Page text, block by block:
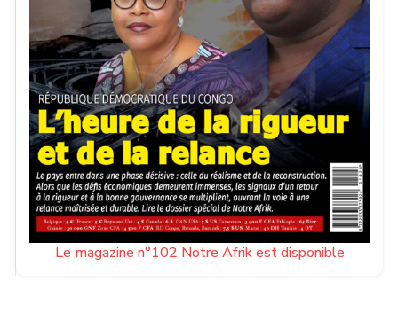
Le magazine n°102 Notre Afrik est disponible